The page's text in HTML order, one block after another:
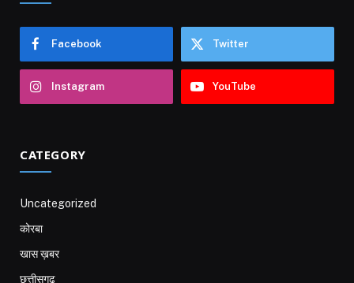
Facebook Twitter
Instagram YouTube
CATEGORY
Uncategorized
कोरबा
खास ख़बर
छत्तीसगढ़